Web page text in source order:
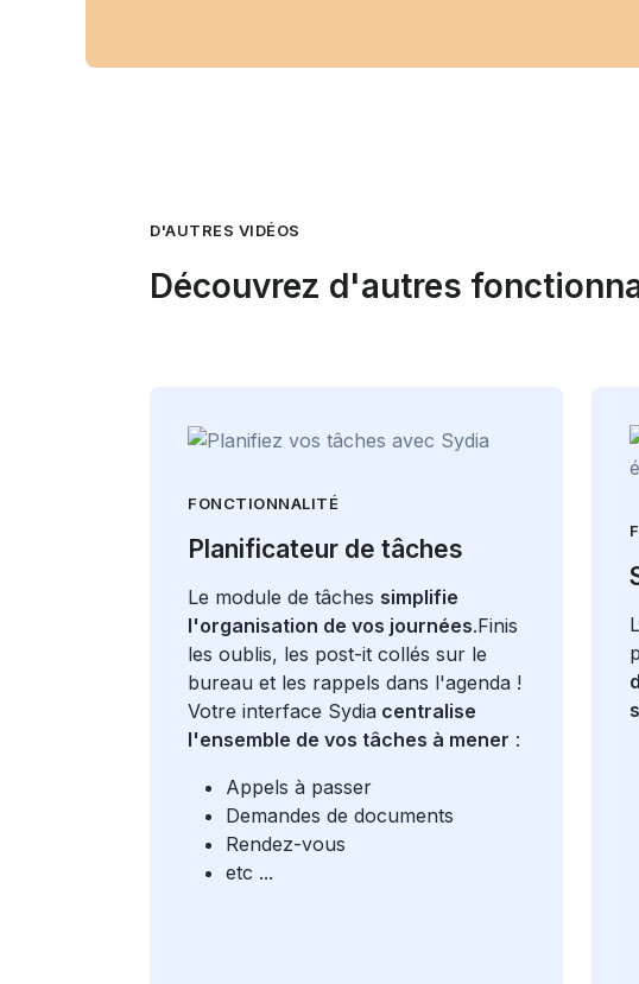
D'AUTRES VIDÉOS
Découvrez d'autres
FONCTIONNALITÉ
Planificateur de tâches
Le module de tâches simplifie
l'organisation de vos journées.Finis
les oublis, les post-it collés sur le
bureau et les rappels dans l'agenda !
Votre interface Sydia centralise
l'ensemble de vos tâches à mener :
Appels à passer
Demandes de documents
Rendez-vous
etc ...